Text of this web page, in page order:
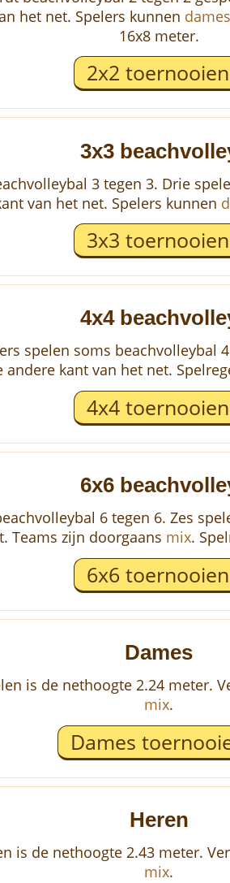
het net. Spelers kunnen dames
16x8 meter.
2x2 toernooien
3x3
3 tegen 3. Drie
van het net. Spelers kunnen
3x3 toernooien
4x4
spelen soms beachvolleybal
andere kant van het net.
4x4 toernooien
6x6
6 tegen 6. Zes
Teams zijn doorgaans mix.
6x6 toernooien
Dames
is de nethoogte 2.24 meter.
mix.
Dames
Heren
is de nethoogte 2.43 meter.
mix.